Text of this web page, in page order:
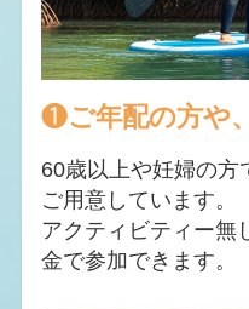
❶ご年配の方や
60歳以上や妊婦の方
ご用意しています。
アクティビティー無
金で参加できます。